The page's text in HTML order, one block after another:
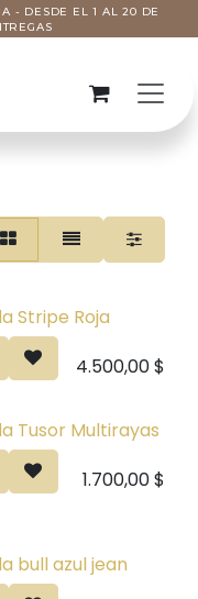
- DESDE EL 1 AL 20 DE
Stripe Roja
4.500,00$
Tusor Multirayas
1.700,00$
bull azul jean